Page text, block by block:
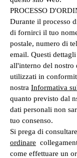
PROCESSO
Durante il processo
di fornirci il tuo
postale, numero di
email. Questi
all'interno del nostro
utilizzati in
nostra Informativa
quanto previsto dal
dati personali non
tuo consenso.
Si prega di
ordinare
come effettuare un